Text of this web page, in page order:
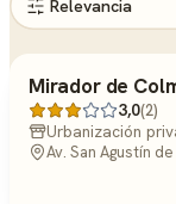
Mirador de
3,0(2)
Urbanización
Av. San Agustín